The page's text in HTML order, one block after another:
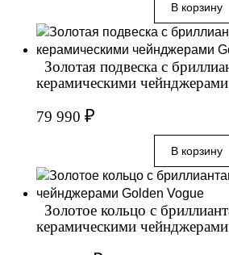
Золотая подвеска с
керамическими
79 990 ₽
Золотое кольцо с
керамическими